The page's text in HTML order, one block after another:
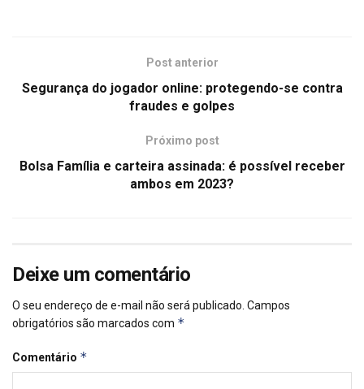
Post anterior
Segurança do jogador online: protegendo-se contra
fraudes e golpes
Próximo post
Bolsa Família e carteira assinada: é possível receber
ambos em 2023?
Deixe um comentário
O seu endereço de e-mail não será publicado. Campos
obrigatórios são marcados com *
Comentário *